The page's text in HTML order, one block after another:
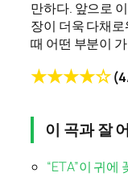
만하다. 앞으로
장이 더욱 다채
때 어떤 부분이
★★★★☆
이 곡과 잘
“ETA”이 귀